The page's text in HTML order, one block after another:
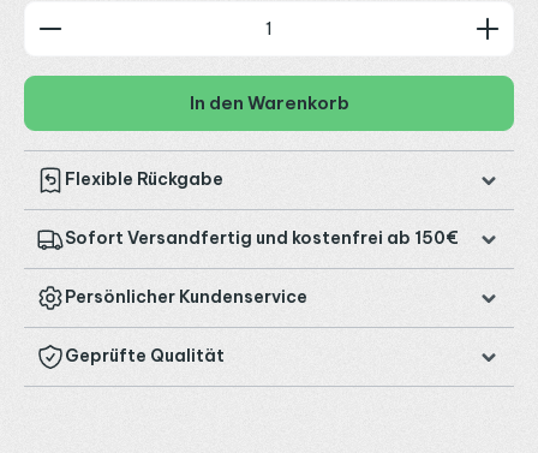
Produkt Anzahl: Gib den gewünschten Wert ein
In den Warenkorb
Flexible Rückgabe
Sofort Versandfertig und kostenfrei ab 150€
Persönlicher Kundenservice
Geprüfte Qualität